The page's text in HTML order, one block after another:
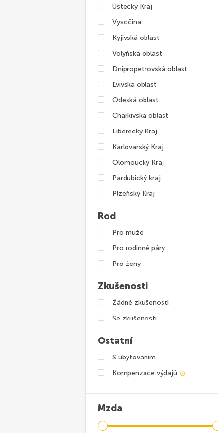
Ústecký Kraj
Vysočina
Kyjivská oblast
Volyňská oblast
Dnipropetrovská oblast
Ľvivská oblast
Odeská oblast
Charkivská oblast
Liberecký Kraj
Karlovarský Kraj
Olomoucký Kraj
Pardubický kraj
Plzeňský Kraj
Rod
Pro muže
Pro rodinné páry
Pro ženy
Zkušenosti
Žádné zkušenosti
Se zkušeností
Ostatní
S ubytováním
Kompenzace výdajů
Mzda